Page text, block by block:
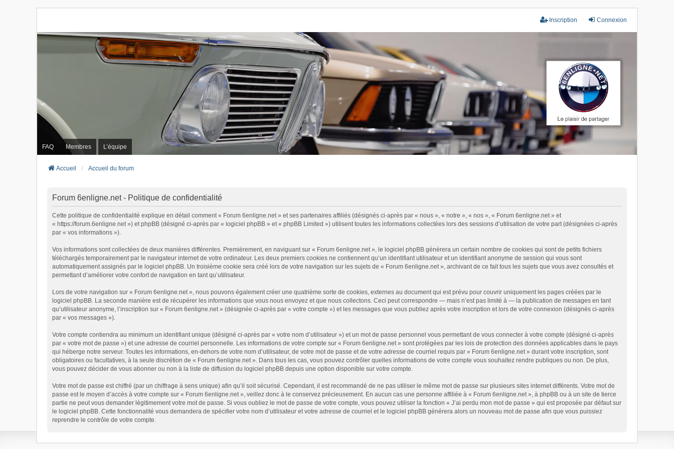
Connexion
Inscription
FAQ Membres L’équipe
Accueil Accueil du forum
Forum 6enligne.net - Politique de confidentialité
Cette politique de confidentialité explique en détail comment « Forum 6enligne.net » et ses partenaires affiliés (désignés ci-après par « nous », « notre », « nos », « Forum 6enligne.net » et
« https://forum.6enligne.net ») et phpBB (désigné ci-après par « logiciel phpBB » et « phpBB Limited ») utilisent toutes les informations collectées lors des sessions d’utilisation de votre part (désignées ci-après
par « vos informations »).
Vos informations sont collectées de deux manières différentes. Premièrement, en naviguant sur « Forum 6enligne.net », le logiciel phpBB génèrera un certain nombre de cookies qui sont de petits fichiers
téléchargés temporairement par le navigateur internet de votre ordinateur. Les deux premiers cookies ne contiennent qu’un identifiant utilisateur et un identifiant anonyme de session qui vous sont
automatiquement assignés par le logiciel phpBB. Un troisième cookie sera créé lors de votre navigation sur les sujets de « Forum 6enligne.net », archivant de ce fait tous les sujets que vous avez consultés et
permettant d’améliorer votre confort de navigation en tant qu’utilisateur.
Lors de votre navigation sur « Forum 6enligne.net », nous pouvons également créer une quatrième sorte de cookies, externes au document qui est prévu pour couvrir uniquement les pages créées par le
logiciel phpBB. La seconde manière est de récupérer les informations que vous nous envoyez et que nous collectons. Ceci peut correspondre — mais n’est pas limité à — la publication de messages en tant
qu’utilisateur anonyme, l’inscription sur « Forum 6enligne.net » (désignée ci-après par « votre compte ») et les messages que vous publiez après votre inscription et lors de votre connexion (désignés ci-après
par « vos messages »).
Votre compte contiendra au minimum un identifiant unique (désigné ci-après par « votre nom d’utilisateur ») et un mot de passe personnel vous permettant de vous connecter à votre compte (désigné ci-après
par « votre mot de passe ») et une adresse de courriel personnelle. Les informations de votre compte sur « Forum 6enligne.net » sont protégées par les lois de protection des données applicables dans le pays
qui héberge notre serveur. Toutes les informations, en-dehors de votre nom d’utilisateur, de votre mot de passe et de votre adresse de courriel requis par « Forum 6enligne.net » durant votre inscription, sont
obligatoires ou facultatives, à la seule discrétion de « Forum 6enligne.net ». Dans tous les cas, vous pouvez contrôler quelles informations de votre compte vous souhaitez rendre publiques ou non. De plus,
vous pouvez décider de vous abonner ou non à la liste de diffusion du logiciel phpBB depuis une option disponible sur votre compte.
Votre mot de passe est chiffré (par un chiffrage à sens unique) afin qu’il soit sécurisé. Cependant, il est recommandé de ne pas utiliser le même mot de passe sur plusieurs sites internet différents. Votre mot de
passe est le moyen d’accès à votre compte sur « Forum 6enligne.net », veillez donc à le conservez précieusement. En aucun cas une personne affiliée à « Forum 6enligne.net », à phpBB ou à un site de tierce
partie ne peut vous demander légitimement votre mot de passe. Si vous oubliez le mot de passe de votre compte, vous pouvez utiliser la fonction « J’ai perdu mon mot de passe » qui est proposée par défaut sur
le logiciel phpBB. Cette fonctionnalité vous demandera de spécifier votre nom d’utilisateur et votre adresse de courriel et le logiciel phpBB générera alors un nouveau mot de passe afin que vous puissiez
reprendre le contrôle de votre compte.